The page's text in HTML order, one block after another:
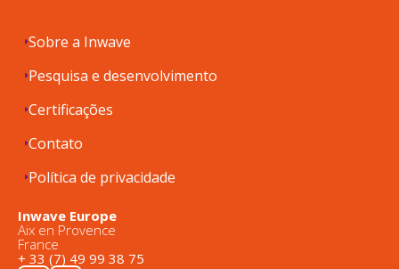
Sobre a Inwave
Pesquisa e desenvolvimento
Certificações
Contato
Política de privacidade
Inwave Europe
Aix en Provence
France
+ 33 (7) 49 99 38 75